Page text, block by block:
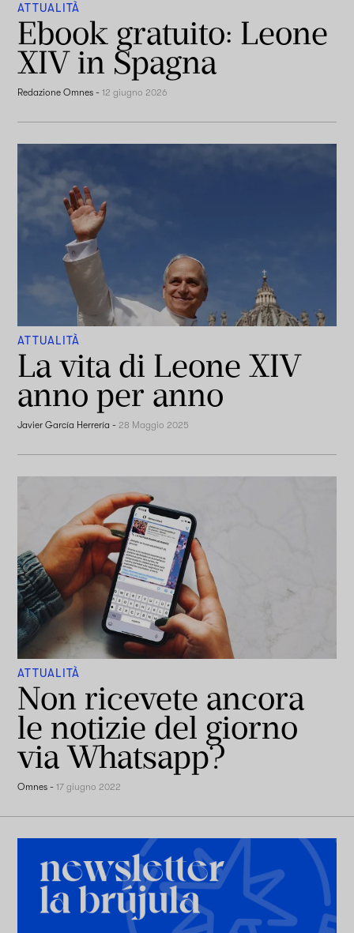
ATTUALITÀ
Ebook gratuito: Leone
XIV in Spagna
Redazione Omnes -12 giugno 2026
ATTUALITÀ
La vita di Leone XIV
anno per anno
Javier García Herrería -28 Maggio 2025
ATTUALITÀ
Non ricevete ancora
le notizie del giorno
via Whatsapp?
Omnes -17 giugno 2022